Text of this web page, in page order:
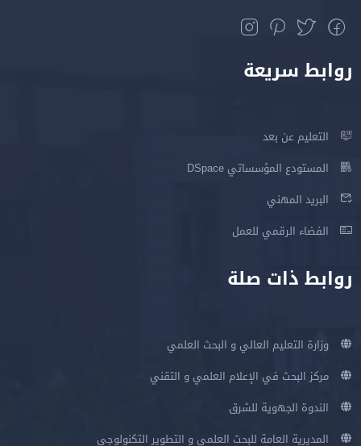
روابط سريعة
التعليم عن بعد
المستودع المؤسساتي DSpace
البريد المهني
الفضاء الرقمي للعمل
روابط ذات صلة
وزارة التعليم العالي و البحث العلمي
مركز البحث في الإعلام العلمي و التقني
الندوة الجهوية للشرق
المديرية العامة للبحث العلمي و التطوير التكنولوجي